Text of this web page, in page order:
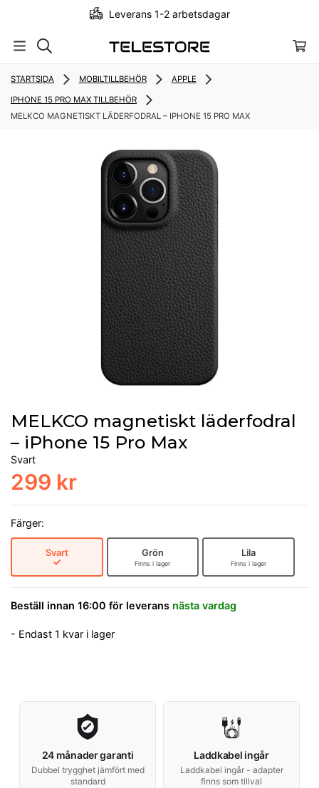
Leverans 1-2 arbetsdagar
STARTSIDA MOBILTILLBEHÖR APPLE
IPHONE 15 PRO MAX TILLBEHÖR
MELKCO MAGNETISKT LÄDERFODRAL – IPHONE 15 PRO MAX
MELKCO magnetiskt läderfodral
– iPhone 15 Pro Max
Svart
299 kr
Färger:
Svart Grön
Finns i lager
Lila
Finns i lager
Beställ innan 16:00 för leverans nästa vardag
- Endast 1 kvar i lager
24 månader garanti
Dubbel trygghet jämfört med
standard
Laddkabel ingår
Laddkabel ingår - adapter
finns som tillval